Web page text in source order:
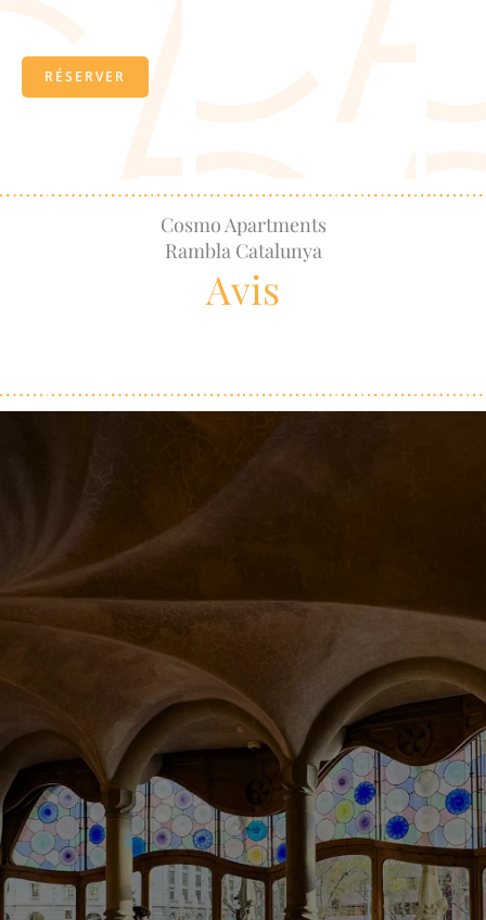
RÉSERVER
Cosmo Apartments
Rambla Catalunya
Avis